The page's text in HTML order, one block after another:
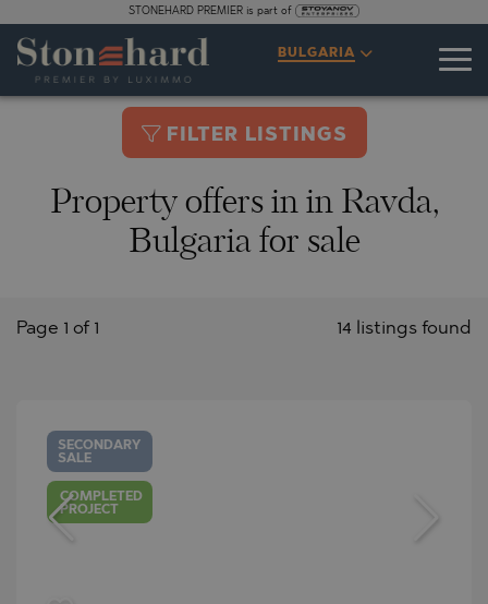
STONEHARD PREMIER is part of
BULGARIA
FILTER LISTINGS
Property offers in in Ravda,
Bulgaria for sale
14 listings found
Page 1 of 1
SECONDARY
SALE
COMPLETED
PROJECT